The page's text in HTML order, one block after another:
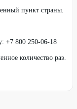
пункт страны.
+7 800 250-06-18
количество раз.